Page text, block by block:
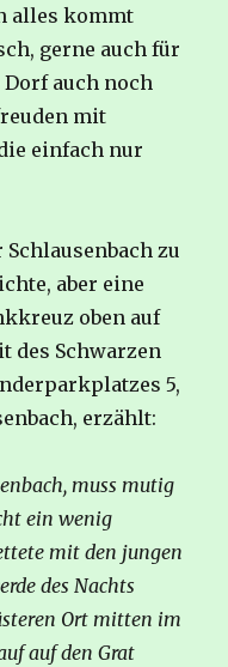
alles kommt
gerne auch für
auch noch
mit
einfach nur
zu
aber eine
oben auf
des Schwarzen
5,
erzählt:
muss mutig
ein wenig
mit den jungen
des Nachts
Ort mitten im
auf den Grat